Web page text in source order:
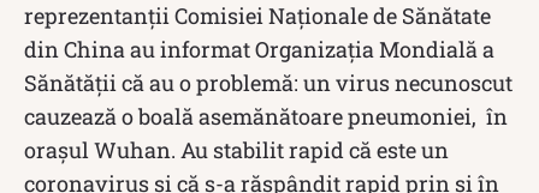
reprezentanții Comisiei Naţionale de Sănătate
din China au informat Organizația Mondială a
Sănătății că au o problemă: un virus necunoscut
cauzează o boală asemănătoare pneumoniei, în
orașul Wuhan. Au stabilit rapid că este un
coronavirus și că s-a răspândit rapid prin și în